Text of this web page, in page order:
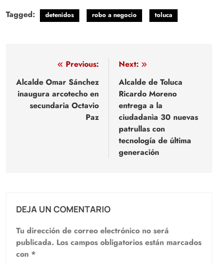
Tagged: detenidos robo a negocio toluca
Navegación
de
entradas
Previous:
Alcalde Omar Sánchez
inaugura arcotecho en
secundaria Octavio
Paz
Next:
Alcalde de Toluca
Ricardo Moreno
entrega a la
ciudadanìa 30 nuevas
patrullas con
tecnología de última
generación
DEJA UN COMENTARIO
Tu dirección de correo electrónico no será
publicada. Los campos obligatorios están marcados
con *